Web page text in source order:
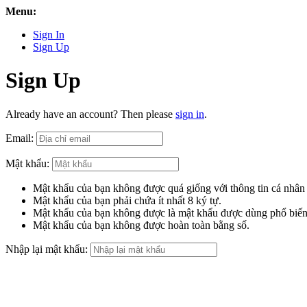
Menu:
Sign In
Sign Up
Sign Up
Already have an account? Then please sign in.
Email:
Mật khẩu:
Mật khẩu của bạn không được quá giống với thông tin cá nhân
Mật khẩu của bạn phải chứa ít nhất 8 ký tự.
Mật khẩu của bạn không được là mật khẩu được dùng phổ
Mật khẩu của bạn không được hoàn toàn bằng số.
Nhập lại mật khẩu: